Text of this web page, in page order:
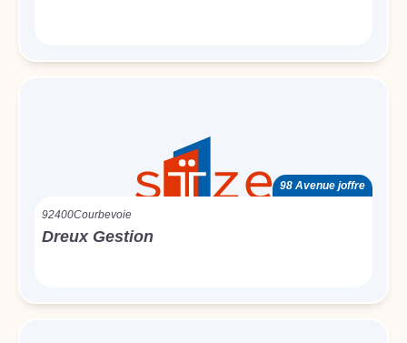
98 Avenue joffre
92400Courbevoie
Dreux Gestion